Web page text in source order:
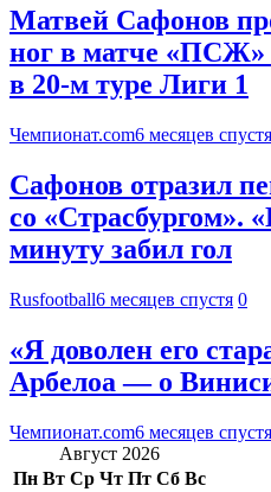
Матвей Сафонов
ног в матче «ПСЖ»
в 20-м туре Лиги 1
Чемпионат.com6 месяцев спустя
Сафонов отразил
со «Страсбургом».
минуту забил гол
Rusfootball6 месяцев спустя 0
«Я доволен его
Арбелоа — о
Чемпионат.com6 месяцев спустя
Август 2026
Пн Вт Ср Чт Пт Сб Вс